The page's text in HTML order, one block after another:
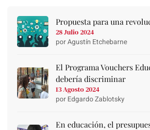
Propuesta para una
28 Julio 2024
por Agustín Etchebarne
El Programa Vouchers
debería discriminar
13 Agosto 2024
por Edgardo Zablotsky
En educación, el